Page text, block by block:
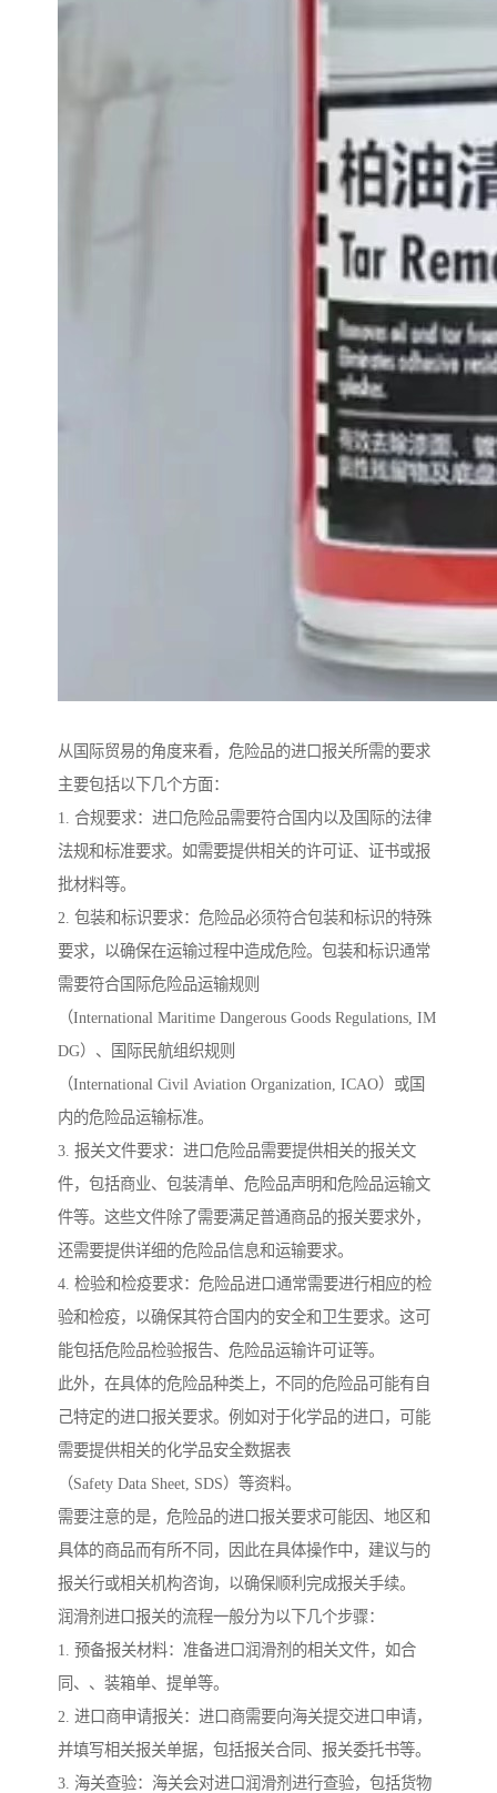
从国际贸易的角度来看，危险品的进口报关所需的要求
主要包括以下几个方面：
1. 合规要求：进口危险品需要符合国内以及国际的法律
法规和标准要求。如需要提供相关的许可证、证书或报
批材料等。
2. 包装和标识要求：危险品必须符合包装和标识的特殊
要求，以确保在运输过程中造成危险。包装和标识通常
需要符合国际危险品运输规则
（International Maritime Dangerous Goods Regulations, IM
DG）、国际民航组织规则
（International Civil Aviation Organization, ICAO）或国
内的危险品运输标准。
3. 报关文件要求：进口危险品需要提供相关的报关文
件，包括商业、包装清单、危险品声明和危险品运输文
件等。这些文件除了需要满足普通商品的报关要求外，
还需要提供详细的危险品信息和运输要求。
4. 检验和检疫要求：危险品进口通常需要进行相应的检
验和检疫，以确保其符合国内的安全和卫生要求。这可
能包括危险品检验报告、危险品运输许可证等。
此外，在具体的危险品种类上，不同的危险品可能有自
己特定的进口报关要求。例如对于化学品的进口，可能
需要提供相关的化学品安全数据表
（Safety Data Sheet, SDS）等资料。
需要注意的是，危险品的进口报关要求可能因、地区和
具体的商品而有所不同，因此在具体操作中，建议与的
报关行或相关机构咨询，以确保顺利完成报关手续。
润滑剂进口报关的流程一般分为以下几个步骤：
1. 预备报关材料：准备进口润滑剂的相关文件，如合
同、、装箱单、提单等。
2. 进口商申请报关：进口商需要向海关提交进口申请，
并填写相关报关单据，包括报关合同、报关委托书等。
3. 海关查验：海关会对进口润滑剂进行查验，包括货物